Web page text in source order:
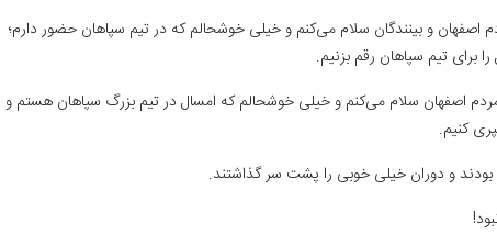
اصفهان و بینندگان سلام می‌کنم و خیلی خوشحالم که در تیم سپاهان حضور دارم؛
برای تیم سپاهان رقم بزنیم.
اصفهان سلام می‌کنم و خیلی خوشحالم که امسال در تیم بزرگ سپاهان هستم و
کنیم.
و دوران خیلی خوبی را پشت سر گذاشتند.